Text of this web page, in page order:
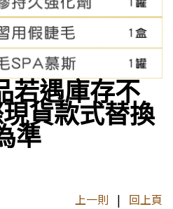
若遇庫存不
貨款式替換
準
上一則 | 回上頁